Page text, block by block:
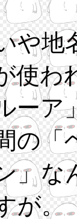
や地
使わ
ーア
の「
」な
が。